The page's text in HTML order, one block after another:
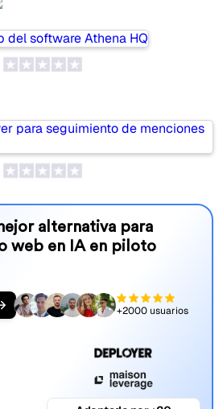
alternativa para
web en IA en piloto
+2000 usuarios